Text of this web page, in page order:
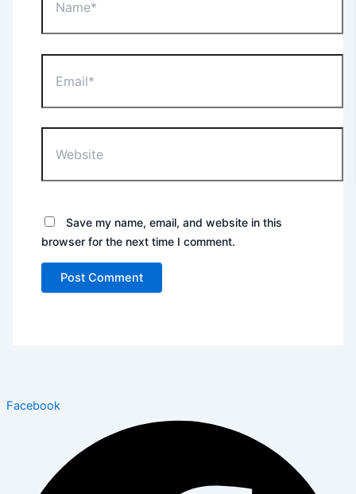
Save my name, email, and website in this
browser for the next time I comment.
Facebook